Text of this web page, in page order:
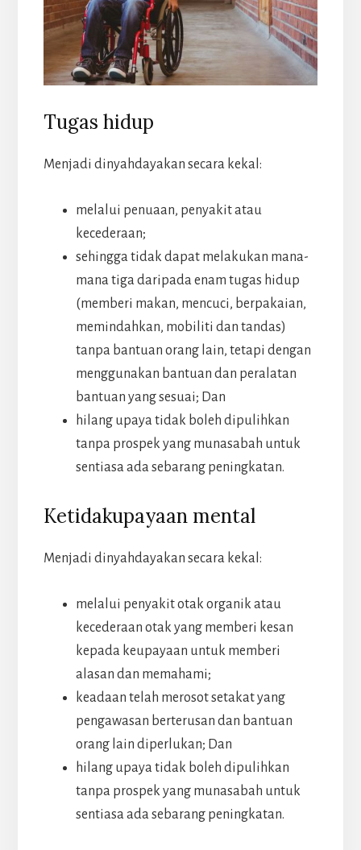
Tugas hidup
Menjadi dinyahdayakan secara kekal:
melalui penuaan, penyakit atau
kecederaan;
sehingga tidak dapat melakukan mana-
mana tiga daripada enam tugas hidup
(memberi makan, mencuci, berpakaian,
memindahkan, mobiliti dan tandas)
tanpa bantuan orang lain, tetapi dengan
menggunakan bantuan dan peralatan
bantuan yang sesuai; Dan
hilang upaya tidak boleh dipulihkan
tanpa prospek yang munasabah untuk
sentiasa ada sebarang peningkatan.
Ketidakupayaan mental
Menjadi dinyahdayakan secara kekal:
melalui penyakit otak organik atau
kecederaan otak yang memberi kesan
kepada keupayaan untuk memberi
alasan dan memahami;
keadaan telah merosot setakat yang
pengawasan berterusan dan bantuan
orang lain diperlukan; Dan
hilang upaya tidak boleh dipulihkan
tanpa prospek yang munasabah untuk
sentiasa ada sebarang peningkatan.